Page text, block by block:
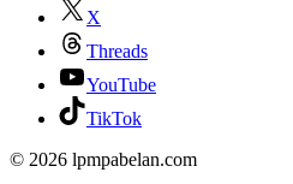
X
Threads
YouTube
TikTok
© 2026 lpmpabelan.com